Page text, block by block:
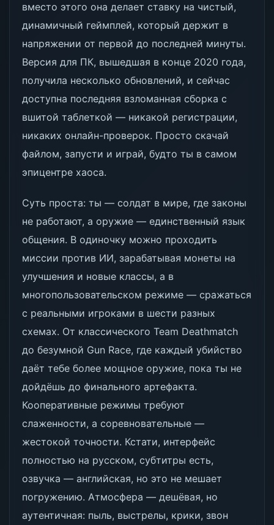
вместо этого она делает ставку на чистый,
динамичный геймплей, который держит в
напряжении от первой до последней минуты.
Версия для ПК, вышедшая в конце 2020 года,
получила несколько обновлений, и сейчас
доступна последняя взломанная сборка с
вшитой таблеткой — никакой регистрации,
никаких онлайн-проверок. Просто скачай
файлом, запусти и играй, будто ты в самом
эпицентре хаоса.
Суть проста: ты — солдат в мире, где законы
не работают, а оружие — единственный язык
общения. В одиночку можно проходить
миссии против ИИ, зарабатывая монеты на
улучшения и новые классы, а в
многопользовательском режиме — сражаться
с реальными игроками в шести разных
схемах. От классического Team Deathmatch
до безумной Gun Race, где каждый убийство
даёт тебе более мощное оружие, пока ты не
дойдёшь до финального артефакта.
Кооперативные режимы требуют
слаженности, а соревновательные —
жестокой точности. Кстати, интерфейс
полностью на русском, субтитры есть,
озвучка — английская, но это не мешает
погружению. Атмосфера — дешёвая, но
аутентичная: пыль, выстрелы, крики, звон